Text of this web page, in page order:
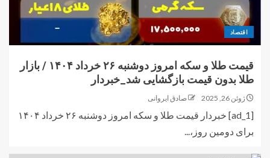
اقتصاد
قیمت طلا و سکه امروز دوشنبه ۲۶ خرداد ۱۴۰۴ / بازار
طلا بدون قیمت بازگشایی شد_خبردار
ژوئن 26, 2025 صادق ایروانی
[ad_1] خبردار قیمت طلا و سکه امروز دوشنبه ۲۶ خرداد ۱۴۰۴
برای دومین روز،...